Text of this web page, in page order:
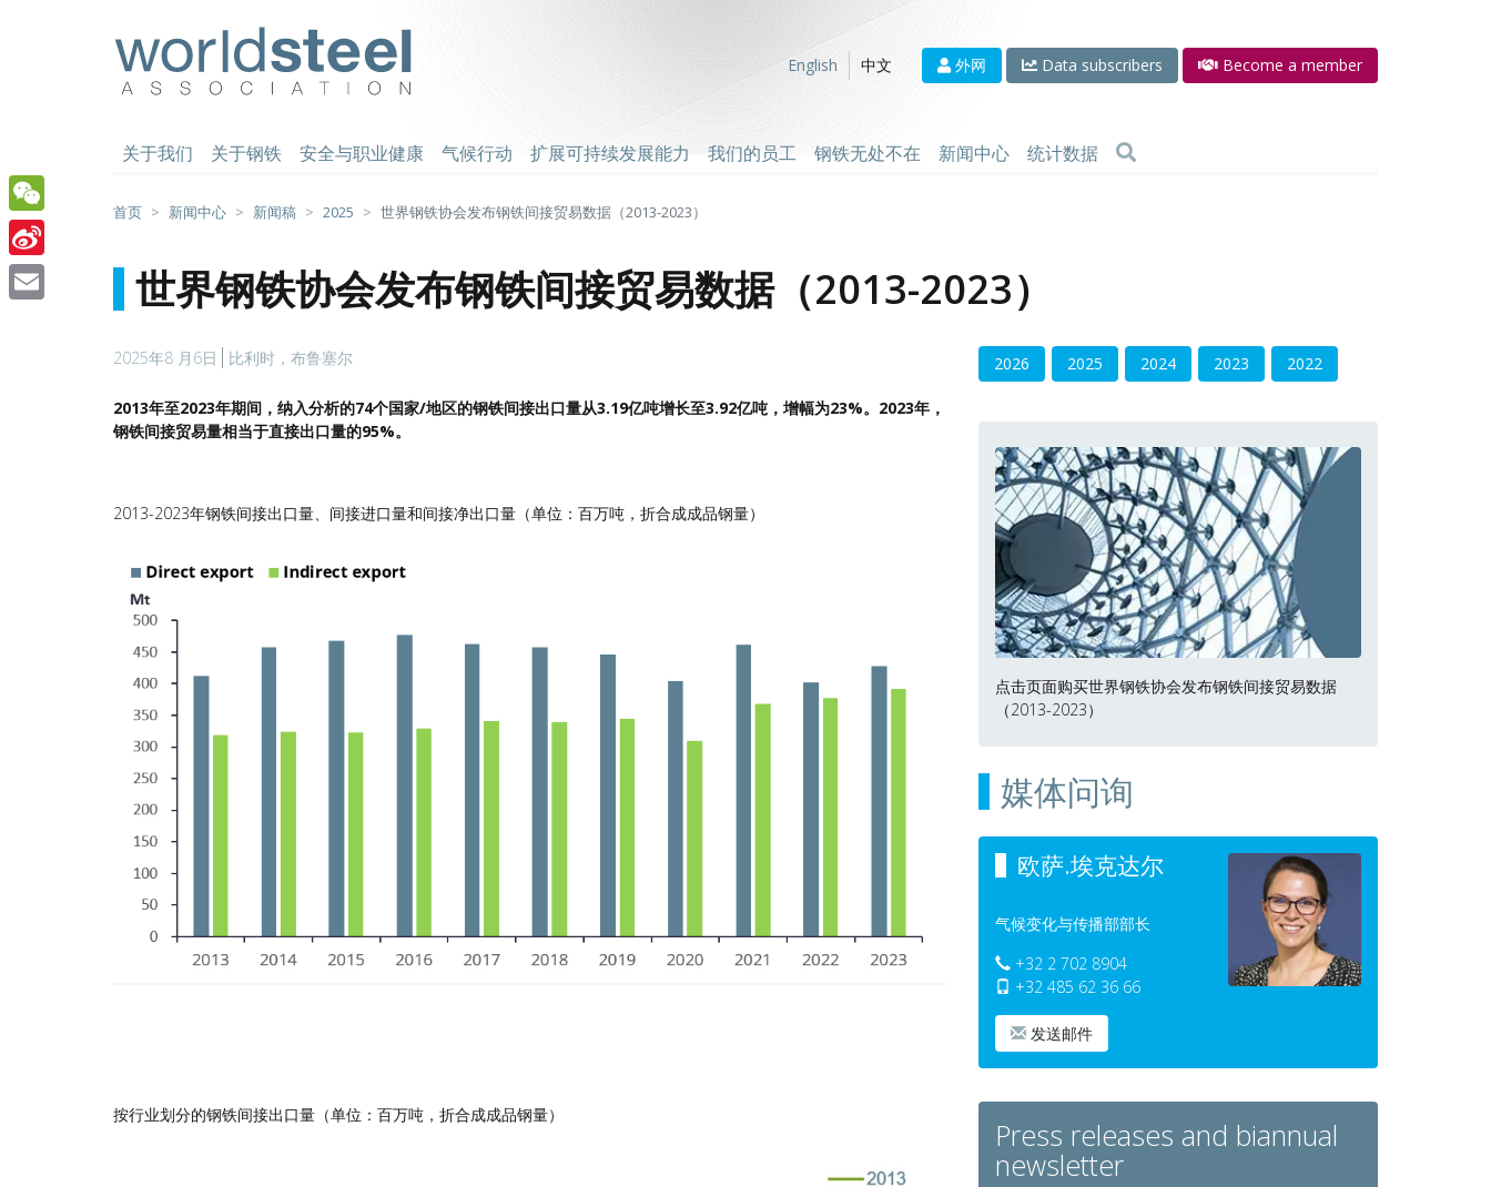
English
中文 外网 Data subscribers Become a member
关于我们 关于钢铁 安全与职业健康 气候行动 扩展可持续发展能力 我们的员工 钢铁无处不在 新闻中心 统计数据
首页 新闻中心 新闻稿 2025 世界钢铁协会发布钢铁间接贸易数据（2013-2023）
世界钢铁协会发布钢铁间接贸易数据（2013-2023）
2025年8 月6日 比利时，布鲁塞尔
2013年至2023年期间，纳入分析的74个国家/地区的钢铁间接出口量从3.19亿吨增长至3.92亿吨，增幅为23%。 2023年，
钢铁间接贸易量相当于直接出口量的95%。
2013-2023年钢铁间接出口量、间接进口量和间接净出口量（单位：百万吨，折合成成品钢量）
按行业划分的钢铁间接出口量（单位：百万吨，折合成成品钢量）
2026 2025 2024 2023 2022
点击页面购买世界钢铁协会发布钢铁间接贸易数据
（2013-2023）
媒体问询
欧萨.埃克达尔
气候变化与传播部部长
+32 2 702 8904
+32 485 62 36 66
发送邮件
Press releases and biannual
newsletter
WeChat
Sina